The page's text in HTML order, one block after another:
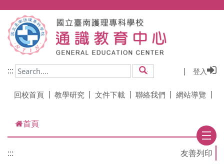
::: 搜尋 登入
回校首頁 教學研究 文件下載 聯絡我們 網站導覽
首頁
:::